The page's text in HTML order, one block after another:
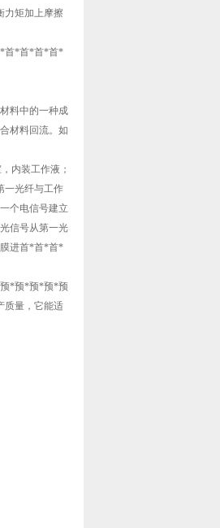
力矩加上摩擦
*首*首*首*首*
料中的一种成
材料回流。如
内装工作液；
一光纤与工作
个电信号建立
信号从第一光
进首*首*首*
预*预*预*预*预
质量，它能适